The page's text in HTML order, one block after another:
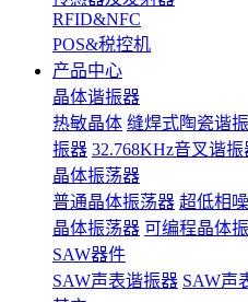
RFID&NFC
POS&税控机
产品中心
晶体谐振器
热敏晶体 缝焊式陶瓷谐
振器 32.768KHz音叉谐振
晶体振荡器
普通晶体振荡器 超低相
晶体振荡器 可编程晶体
SAW器件
SAW声表谐振器 SAW声